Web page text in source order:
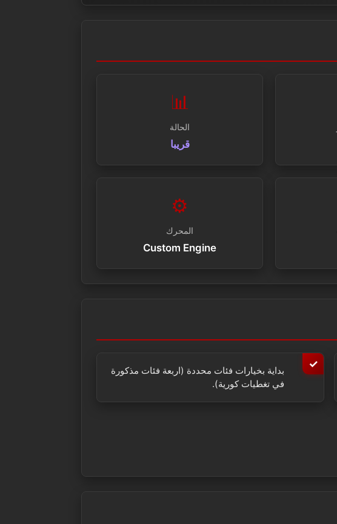
📊
الحالة
قريبا
⚙️
المحرك
Custom Engine
بداية بخيارات فئات محددة (اربعة فئات مذكورة
في تغطيات كورية).